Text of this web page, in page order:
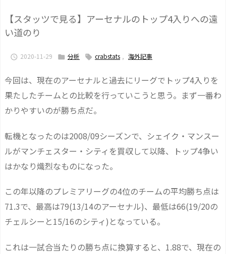
【スタッツで見る】アーセナルのトップ4入りへの遠
い道のり
 2020-11-29  分析  crabstats , 海外記事
今回は、現在のアーセナルと過去にリーグでトップ4入りを
果たしたチームとの比較を行っていこうと思う。まず一番わ
かりやすいのが勝ち点だ。
転機となったのは2008/09シーズンで、シェイク・マンスー
ルがマンチェスター・シティを買収して以降、トップ4争い
はかなり熾烈なものになった。
この年以降のプレミアリーグの4位のチームの平均勝ち点は
71.3で、最高は79(13/14のアーセナル)、最低は66(19/20の
チェルシーと15/16のシティ)となっている。
これは一試合当たりの勝ち点に換算すると、1.88で、現在の